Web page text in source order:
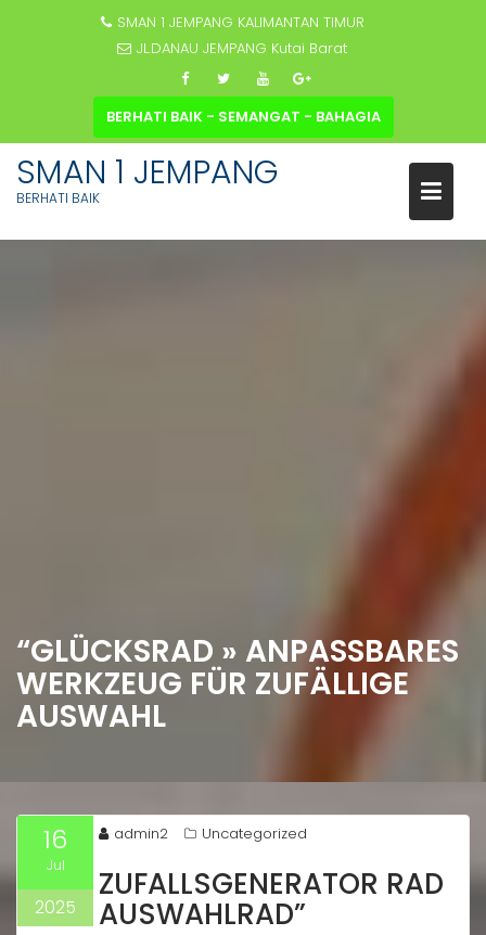
SMAN 1 JEMPANG KALIMANTAN TIMUR
JL.DANAU JEMPANG Kutai Barat
BERHATI BAIK - SEMANGAT - BAHAGIA
SMAN 1 JEMPANG
BERHATI BAIK
“GLÜCKSRAD » ANPASSBARES
WERKZEUG FÜR ZUFÄLLIGE
AUSWAHL
16
Jul
2025
admin2 Uncategorized
ZUFALLSGENERATOR RAD
AUSWAHLRAD”